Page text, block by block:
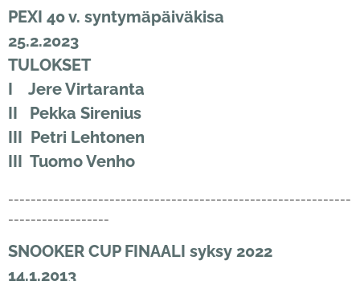
PEXI 40 v. syntymäpäiväkisa
25.2.2023
TULOKSET
I Jere Virtaranta
II Pekka Sirenius
III Petri Lehtonen
III Tuomo Venho
-------------------------------------------------------------
------------------
SNOOKER CUP FINAALI syksy 2022
14.1.2013